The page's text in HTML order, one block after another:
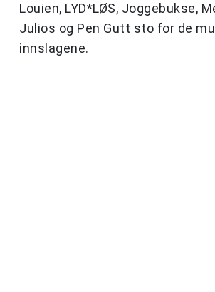
Louien, LYD*LØS, Joggebukse,
Julios og Pen Gutt sto for de
innslagene.